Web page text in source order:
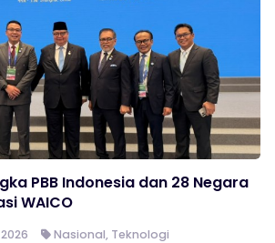
PBB Indonesia dan 28 Negara
WAICO
Nasional, Teknologi